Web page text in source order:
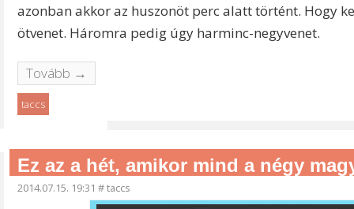
azonban akkor az huszonöt perc alatt történt. Hogy
ötvenet. Háromra pedig úgy harminc-negyvenet.
Tovább →
taccs
Ez az a hét, amikor mind a négy
2014.07.15. 19:31 #taccs